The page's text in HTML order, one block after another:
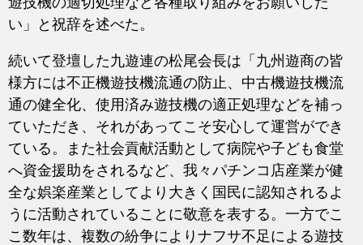
い」と祝辞を述べた。
続いて登壇した九遊連の松尾会長は「九州遊商の皆
様方には不正機遊技機流通の防止、中古機遊技機流
通の健全化、使用済み遊技機の適正処理などを補っ
ていただき、それがあってこそ安心して運営ができ
ている。また社会貢献活動として病院や子ども食堂
へ資金援助をされるなど、我々パチンコ店産業が健
全な娯楽産業としてより大きく国民に認知されるよ
うに活動されていることに敬意を表する。一方でこ
こ数年は、複数の紛争によりナフサ不足による遊技